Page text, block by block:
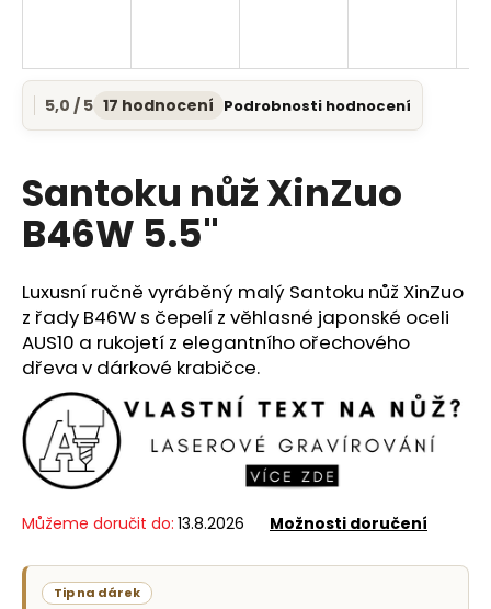
Průměrné
hodnocení
je
5,0
z
5
5,0 / 5 17 hodnocení Podrobnosti hodnocení
Santoku nůž XinZuo
B46W 5.5"
Luxusní ručně vyráběný malý Santoku nůž XinZuo
z řady B46W s čepelí z věhlasné japonské oceli
AUS10 a rukojetí z elegantního ořechového
dřeva v dárkové krabičce.
Můžeme doručit do: 13.8.2026 Možnosti doručení
Tip na dárek
í
?
D
o
p
o
r
u
u
e
m